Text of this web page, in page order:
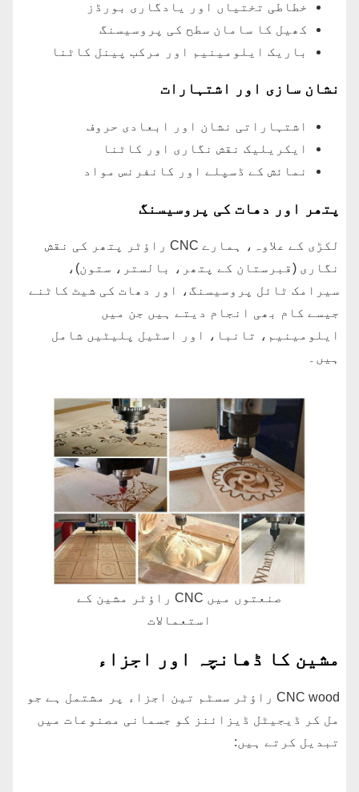
خطاطی تختیاں اور یادگاری بورڈز
کھیل کا سامان سطح کی پروسیسنگ
باریک ایلومینیم اور مرکب پینل کاٹنا
نشان سازی اور اشتہارات
اشتہاراتی نشان اور ابعادی حروف
ایکریلیک نقش نگاری اور کاٹنا
نمائش کے ڈسپلے اور کانفرنس مواد
پتھر اور دھات کی پروسیسنگ
لکڑی کے علاوہ، ہمارے CNC راؤٹر پتھر کی نقش
نگاری (قبرستان کے پتھر، بالستر، ستون)،
سیرامک ٹائل پروسیسنگ، اور دھات کی شیٹ کاٹنے
جیسے کام بھی انجام دیتے ہیں جن میں
ایلومینیم، تانبا، اور اسٹیل پلیٹیں شامل
ہیں۔
صنعتوں میں CNC راؤٹر مشین کے
استعمالات
مشین کا ڈھانچہ اور اجزاء
CNC wood راؤٹر سسٹم تین اجزاء پر مشتمل ہے جو
مل کر ڈیجیٹل ڈیزائنز کو جسمانی مصنوعات میں
تبدیل کرتے ہیں: